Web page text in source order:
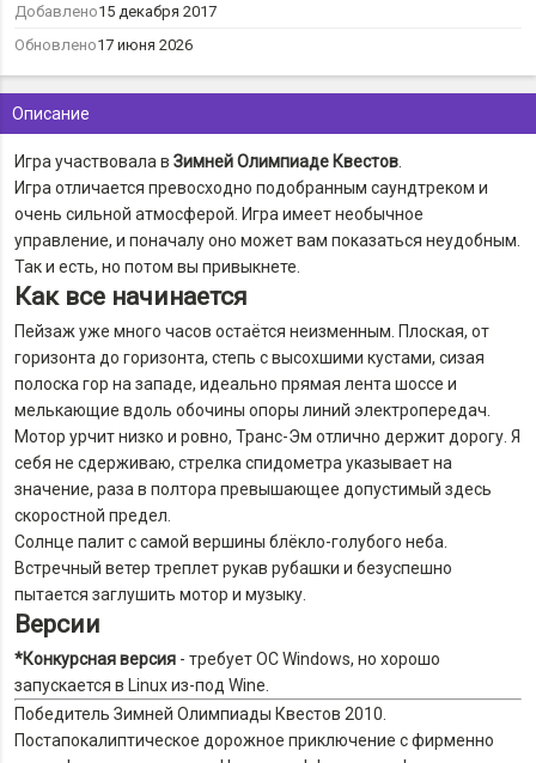
Описание
Игра участвовала в Зимней Олимпиаде Квестов
Игра отличается превосходно подобранным саундтреком и
очень сильной атмосферой. Игра имеет необычное
управление, и поначалу оно может вам показаться неудобным.
Так и есть, но потом вы привыкнете.
Как все начинается
Пейзаж уже много часов остаётся неизменным. Плоская, от
горизонта до горизонта, степь с высохшими кустами, сизая
полоска гор на западе, идеально прямая лента шоссе и
мелькающие вдоль обочины опоры линий электропередач.
Мотор урчит низко и ровно, Транс-Эм отлично держит дорогу. Я
себя не сдерживаю, стрелка спидометра указывает на
значение, раза в полтора превышающее допустимый здесь
скоростной предел.
Солнце палит с самой вершины блёкло-голубого неба.
Встречный ветер треплет рукав рубашки и безуспешно
пытается заглушить мотор и музыку.
Версии
*Конкурсная версия - требует ОС Windows, но хорошо
запускается в Linux из-под Wine.
Победитель Зимней Олимпиады Квестов 2010.
Постапокалиптическое дорожное приключение с фирменно
Добавлено15 декабря 2017
Обновлено17 июня 2026